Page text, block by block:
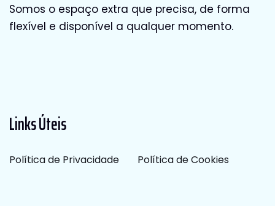
Somos o espaço extra que precisa, de forma
flexível e disponível a qualquer momento.
Links Úteis
Política de Privacidade Política de Cookies